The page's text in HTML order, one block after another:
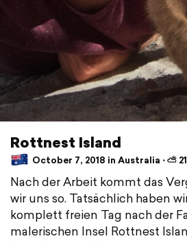
Rottnest Island
October 7, 2018 in Australia ⋅ ⛅
Nach der Arbeit kommt das
wir uns so. Tatsächlich haben
komplett freien Tag nach der
malerischen Insel Rottnest